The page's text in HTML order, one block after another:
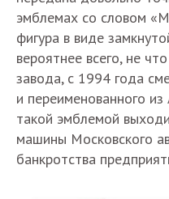
эмблемах со словом
фигура в виде
вероятнее всего, не
завода, с 1994 года
и переименованного
такой эмблемой
машины Московского
банкротства